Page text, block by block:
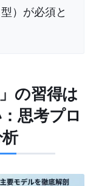
）が必須と
の習得は
思考プロ